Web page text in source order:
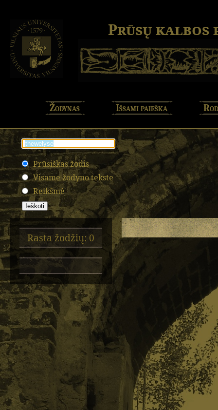
Prūsų kalbos
Žodynas Išsami paieška
Prūsiškas žodis
Visame žodyno tekste
Reikšmė
Rasta žodžių: 0